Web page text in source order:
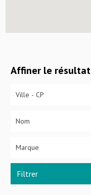
Affiner le
Filtrer